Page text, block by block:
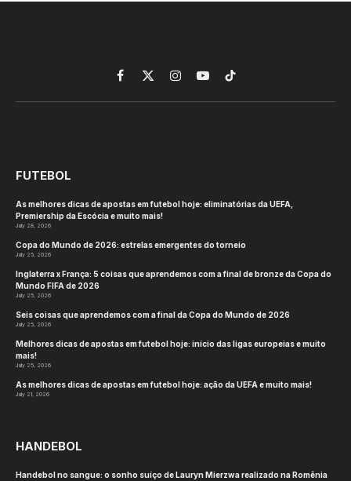
Facebook
X
(Twitter)
InstagramYouTubeTikTok
FUTEBOL
As melhores dicas de apostas em futebol hoje: eliminatórias da UEFA,
Premiership da Escócia e muito mais!
July 28, 2026
Copa do Mundo de 2026: estrelas emergentes do torneio
July 25, 2026
Inglaterra x França: 5 coisas que aprendemos com a final de bronze da Copa do
Mundo FIFA de 2026
July 25, 2026
Seis coisas que aprendemos com a final da Copa do Mundo de 2026
July 25, 2026
Melhores dicas de apostas em futebol hoje: início das ligas europeias e muito
mais!
July 25, 2026
As melhores dicas de apostas em futebol hoje: ação da UEFA e muito mais!
July 21, 2026
HANDEBOL
Handebol no sangue: o sonho suíço de Lauryn Mierzwa realizado na Romênia